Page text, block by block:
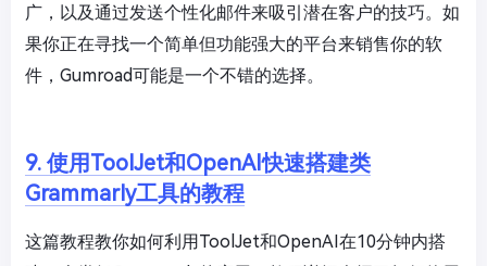
广，以及通过发送个性化邮件来吸引潜在客户的技巧。如
果你正在寻找一个简单但功能强大的平台来销售你的软
件，Gumroad可能是一个不错的选择。
9. 使用ToolJet和OpenAI快速搭建类
Grammarly工具的教程
这篇教程教你如何利用ToolJet和OpenAI在10分钟内搭